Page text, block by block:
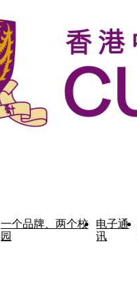
一个品牌、两个校
园
电子通
讯